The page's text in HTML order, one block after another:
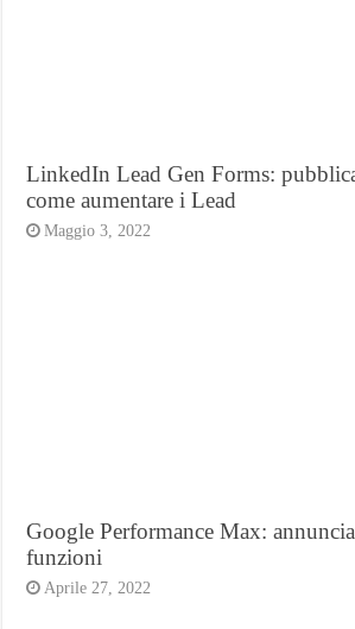
LinkedIn Lead Gen Forms:
come aumentare i Lead
Maggio 3, 2022
Google Performance Max:
funzioni
Aprile 27, 2022